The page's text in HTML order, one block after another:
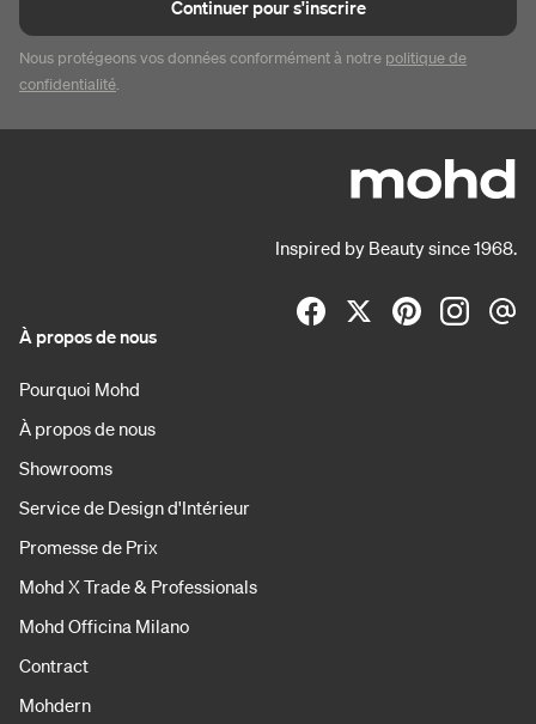
Continuer pour s'inscrire
Nous protégeons vos données conformément à notre politique de
confidentialité.
Inspired by Beauty since 1968.
À propos de nous
Pourquoi Mohd
À propos de nous
Showrooms
Service de Design d'Intérieur
Promesse de Prix
Mohd X Trade & Professionals
Mohd Officina Milano
Contract
Mohdern